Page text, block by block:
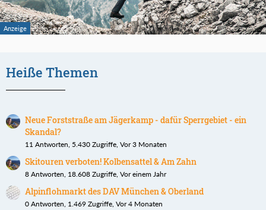
Heiße Themen
Neue Forststraße am Jägerkamp - dafür Sperrgebiet - ein
Skandal?
11 Antworten, 5.430 Zugriffe, Vor 3 Monaten
Skitouren verboten! Kolbensattel & Am Zahn
8 Antworten, 18.608 Zugriffe, Vor einem Jahr
Alpinflohmarkt des DAV München & Oberland
0 Antworten, 1.469 Zugriffe, Vor 4 Monaten